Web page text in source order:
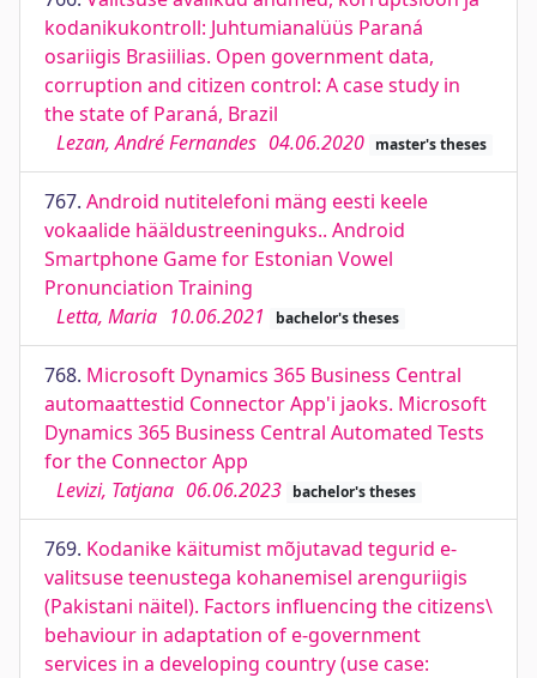
kodanikukontroll: Juhtumianalüüs Paraná
osariigis Brasiilias. Open government data,
corruption and citizen control: A case study in
the state of Paraná, Brazil
Lezan, André Fernandes 04.06.2020 master's theses
767. Android nutitelefoni mäng eesti keele
vokaalide hääldustreeninguks.. Android
Smartphone Game for Estonian Vowel
Pronunciation Training
Letta, Maria 10.06.2021 bachelor's theses
768. Microsoft Dynamics 365 Business Central
automaattestid Connector App'i jaoks. Microsoft
Dynamics 365 Business Central Automated Tests
for the Connector App
Levizi, Tatjana 06.06.2023 bachelor's theses
769. Kodanike käitumist mõjutavad tegurid e-
valitsuse teenustega kohanemisel arenguriigis
(Pakistani näitel). Factors influencing the citizens\
behaviour in adaptation of e-government
services in a developing country (use case: